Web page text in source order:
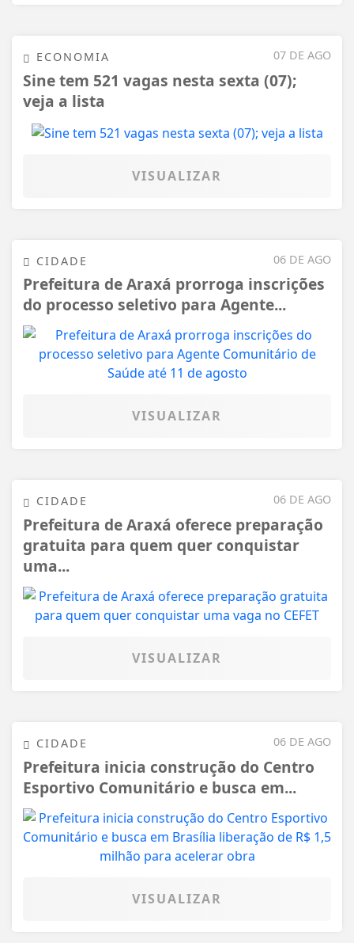
07 DE AGO
ECONOMIA
Sine tem 521 vagas nesta sexta (07);
veja a lista
VISUALIZAR
06 DE AGO
CIDADE
Prefeitura de Araxá prorroga inscrições
do processo seletivo para Agente...
VISUALIZAR
06 DE AGO
CIDADE
Prefeitura de Araxá oferece preparação
gratuita para quem quer conquistar
uma...
VISUALIZAR
06 DE AGO
CIDADE
Prefeitura inicia construção do Centro
Esportivo Comunitário e busca em...
VISUALIZAR